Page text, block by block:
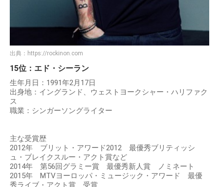
出典： https://rockinon.com
15位：エド・シーラン
生年月日：1991年2月17日
出身地：イングランド、ウェストヨークシャー・ハリファク
ス
職業：シンガーソングライター
主な受賞歴
2012年 ブリット・アワード2012 最優秀ブリティッシ
ュ・ブレイクスルー・アクト賞など
2014年 第56回グラミー賞 最優秀新人賞 ノミネート
2015年 MTVヨーロッパ・ミュージック・アワード 最優
秀ライブ・アクト賞 受賞